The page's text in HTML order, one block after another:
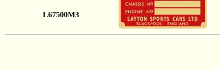
L67500M3